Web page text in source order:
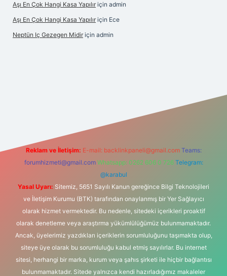
Aşı En Çok Hangi Kasa Yapılır için admin
Aşı En Çok Hangi Kasa Yapılır için Ece
Neptün Iç Gezegen Midir için admin
elexbet en iyi bahis sitesi
Reklam ve İletişim: E-mail: backlinkpaneli@gmail.com Teams:
forumhizmeti@gmail.com Whatsapp: 0262 606 0 726 Telegram:
@karabul
Yasal Uyarı: Sitemiz, 5651 Sayılı Kanun gereğince Bilgi Teknolojileri
ve İletişim Kurumu (BTK) tarafından onaylanmış bir Yer Sağlayıcı
olarak hizmet vermektedir. Bu nedenle, sitedeki içerikleri proaktif
olarak denetleme veya araştırma yükümlülüğümüz bulunmamaktadır.
Ancak, üyelerimiz yazdıkları içeriklerin sorumluluğunu taşımakta olup,
siteye üye olarak bu sorumluluğu kabul etmiş sayılırlar. Bu internet
sitesi, herhangi bir marka, kurum veya şahıs şirketi ile hiçbir bağlantısı
bulunmamaktadır. Sitede yalnızca kendi hazırladığımız makaleler